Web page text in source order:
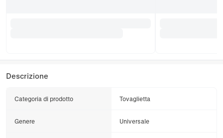
Descrizione
Categoria di prodotto Tovaglietta
Genere Universale